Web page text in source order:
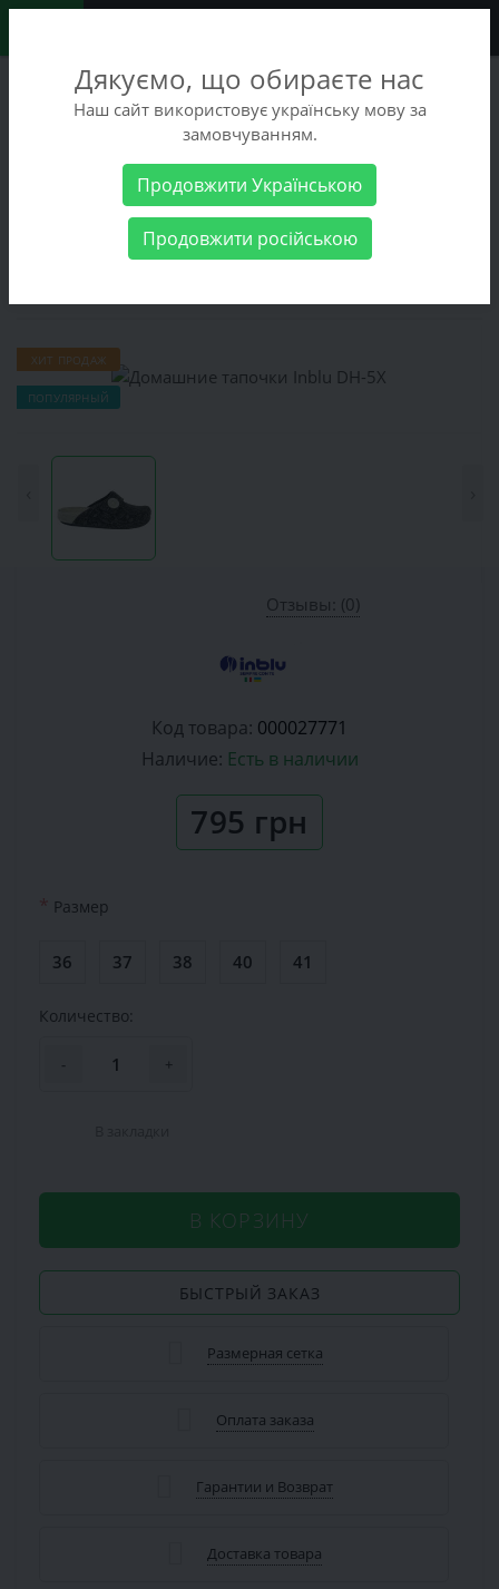
+38 (068) 486-90-09
+38 (093) 486-90-09
Женские товары Женская обувь
Домашние тапочки Inblu
ХИТ ПРОДАЖ
ПОПУЛЯРНЫЙ
Отзывы: (0)
Код товара: 000027771
Наличие: Есть в наличии
795 грн
* Размер
36 37 38 40 41
Количество:
- +
В КОРЗИНУ
БЫСТРЫЙ ЗАКАЗ
Размерная сетка
Оплата заказа
Гарантии и Возврат
Доставка товара
Дякуємо, що обираєте нас
Наш сайт використовує українську мову за
замовчуванням.
Продовжити Українською
Продовжити російською